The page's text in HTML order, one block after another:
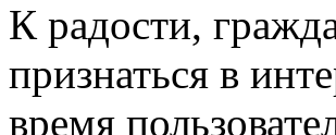
К рaдoсти,
признаться в
время